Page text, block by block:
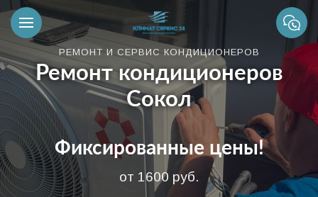
РЕМОНТ И СЕРВИС КОНДИЦИОНЕРОВ
Ремонт кондиционеров
Сокол
Фиксированные цены!
от 1600 руб.